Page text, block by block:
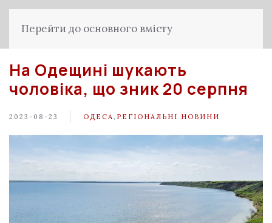
Перейти до основного вмісту
На Одещині шукають
чоловіка, що зник 20 серпня
2023-08-23 ОДЕСА РЕГІОНАЛЬНІ НОВИНИ